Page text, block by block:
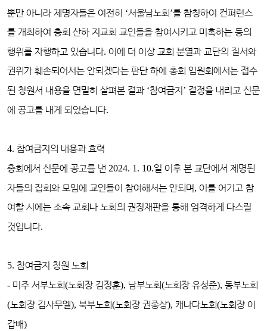
뿐만 아니라 제명자들은 여전히 ‘서울남노회 ’를 참칭하여 컨퍼런스
를 개최하여 총회 산하 지교회 교인들을 참여시키고 미혹하는 등의
행위를 자행하고 있습니다. 이에 더 이상 교회 분열과 교단의 질서와
권위가 훼손되어서는 안되겠다는 판단 하에 총회 임원회에서는 접수
된 청원서 내용을 면밀히 살펴본 결과 ‘참여금지 ’ 결정을 내리고 신문
에 공고를 내게 되었습니다.
4. 참여금지의 내용과 효력
총회에서 신문에 공고를 낸 2024. 1. 10.일 이후 본 교단에서 제명된
자들의 집회와 모임에 교인들이 참여해서는 안되며, 이를 어기고 참
여할 시에는 소속 교회나 노회의 권징재판을 통해 엄격하게 다스릴
것입니다.
5. 참여금지 청원 노회
- 미주 서부노회(노회장 김정훈), 남부노회(노회장 유성준), 동부노회
(노회장 김사무엘), 북부노회(노회장 권종상), 캐나다노회(노회장 이
갑배)